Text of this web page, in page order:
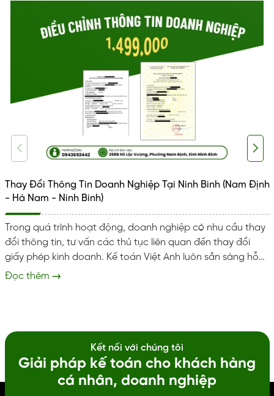
Thay Đổi Thông Tin Doanh Nghiệp Tại Ninh Binh (Nam Định
- Hà Nam - Ninh Binh)
Trong quá trình hoạt động, doanh nghiệp có nhu cầu thay
đổi thông tin, tư vấn các thủ tục liên quan đến thay đổi
giấy phép kinh doanh. Kế toán Việt Anh luôn sẵn sàng hỗ
trợ doanh nghiệp tại Ninh Bình thực hiện đúng đủ và kịp
Đọc thêm
Kết nối với chúng tôi
Giải pháp kế toán cho khách hàng
cá nhân, doanh nghiệp